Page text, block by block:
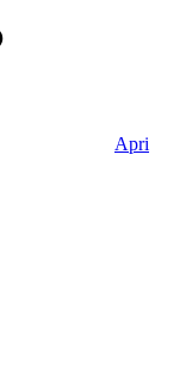
Apri